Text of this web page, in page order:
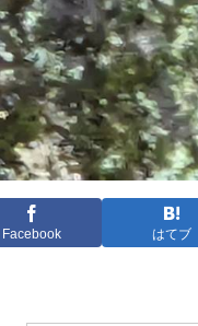
Facebook はてブ